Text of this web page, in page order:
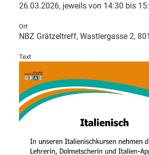
26.03.2026, jeweils von 14:30 bis
Ort
NBZ Grätzeltreff, Wastlergasse 2,
Text